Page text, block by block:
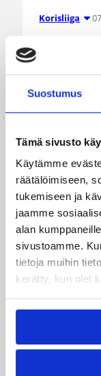
Suostumus
Tämä sivusto
Käytämme
räätälöimiseen,
tukemiseen ja
jaamme
alan
sivustoamme.
tietoja muihin
kerätty, kun olet
Korisliiga
haaviin
Dolenc on
Liettuassa,
Islannissa.